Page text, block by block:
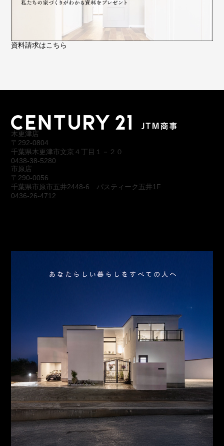
資料請求はこちら
木更津店
〒292-0804
千葉県木更津市文京４丁目１－２０
0438-38-5280
市原店
〒290-0056
千葉県市原市五井2448-6 パスティーク五井1F
0436-26-4712